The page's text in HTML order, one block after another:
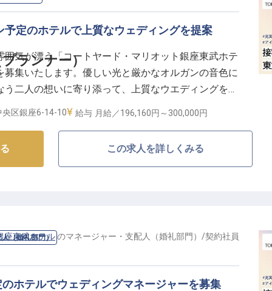
ランナー）
定のホテルで上質なウェディングを提案
気が漂う「コートヤード・マリオット銀座東武ホテ
集いたします。優しい光と厳かなオルガンの音色に
二人の想いに寄り添って、上質なウエディングを提
年秋にフリニューアルオープン予定の当館で、ホ
央区銀座6-14-10 給与 月給／196,160円～ 300,000円
この求人を詳しくみる
（婚礼部門）
座東武ホテルのマネージャー・支配人（婚礼部門） /契約社員
ホテルでウェディングマネージャーを募集